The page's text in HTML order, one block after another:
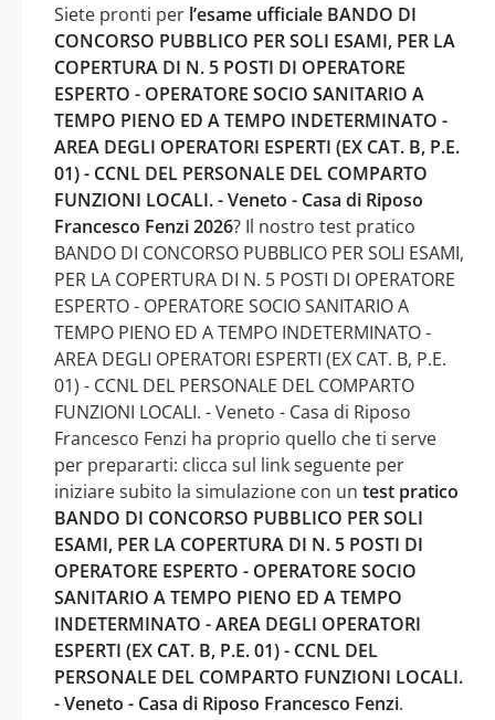
Siete pronti per l’esame ufficiale BANDO DI
CONCORSO PUBBLICO PER SOLI ESAMI, PER LA
COPERTURA DI N. 5 POSTI DI OPERATORE
ESPERTO - OPERATORE SOCIO SANITARIO A
TEMPO PIENO ED A TEMPO INDETERMINATO -
AREA DEGLI OPERATORI ESPERTI (EX CAT. B, P.E.
01) - CCNL DEL PERSONALE DEL COMPARTO
FUNZIONI LOCALI. - Veneto - Casa di Riposo
Francesco Fenzi 2026? Il nostro test pratico
BANDO DI CONCORSO PUBBLICO PER SOLI ESAMI,
PER LA COPERTURA DI N. 5 POSTI DI OPERATORE
ESPERTO - OPERATORE SOCIO SANITARIO A
TEMPO PIENO ED A TEMPO INDETERMINATO -
AREA DEGLI OPERATORI ESPERTI (EX CAT. B, P.E.
01) - CCNL DEL PERSONALE DEL COMPARTO
FUNZIONI LOCALI. - Veneto - Casa di Riposo
Francesco Fenzi ha proprio quello che ti serve
per prepararti: clicca sul link seguente per
iniziare subito la simulazione con un test pratico
BANDO DI CONCORSO PUBBLICO PER SOLI
ESAMI, PER LA COPERTURA DI N. 5 POSTI DI
OPERATORE ESPERTO - OPERATORE SOCIO
SANITARIO A TEMPO PIENO ED A TEMPO
INDETERMINATO - AREA DEGLI OPERATORI
ESPERTI (EX CAT. B, P.E. 01) - CCNL DEL
PERSONALE DEL COMPARTO FUNZIONI LOCALI.
- Veneto - Casa di Riposo Francesco Fenzi.